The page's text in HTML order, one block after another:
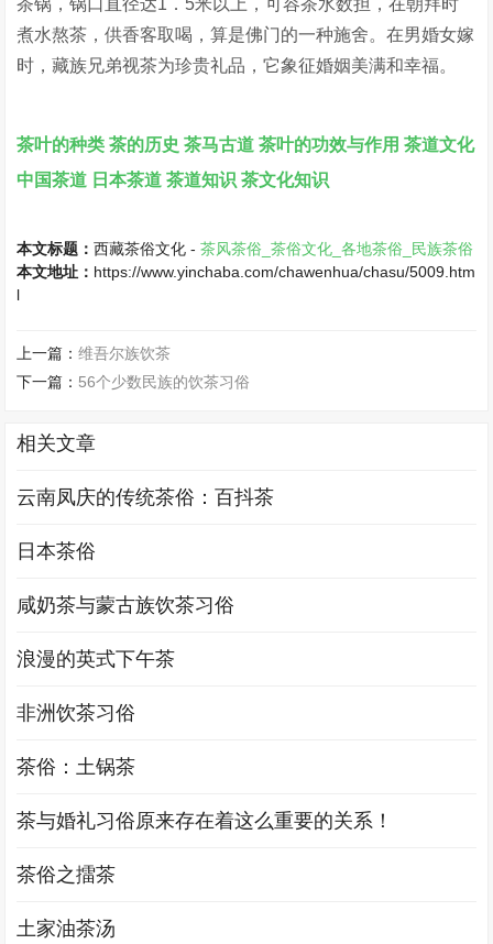
茶锅，锅口直径达1．5米以上，可容茶水数担，在朝拜时
煮水熬茶，供香客取喝，算是佛门的一种施舍。在男婚女嫁
时，藏族兄弟视茶为珍贵礼品，它象征婚姻美满和幸福。
茶叶的种类 茶的历史 茶马古道 茶叶的功效与作用 茶道文化
中国茶道 日本茶道 茶道知识 茶文化知识
本文标题：西藏茶俗文化 -茶风茶俗_茶俗文化_各地茶俗_民族茶俗
本文地址： https://www.yinchaba.com/chawenhua/chasu/5009.htm
l
上一篇：维吾尔族饮茶
下一篇： 56个少数民族的饮茶习俗
相关文章
云南凤庆的传统茶俗：百抖茶
日本茶俗
咸奶茶与蒙古族饮茶习俗
浪漫的英式下午茶
非洲饮茶习俗
茶俗：土锅茶
茶与婚礼习俗原来存在着这么重要的关系！
茶俗之擂茶
土家油茶汤